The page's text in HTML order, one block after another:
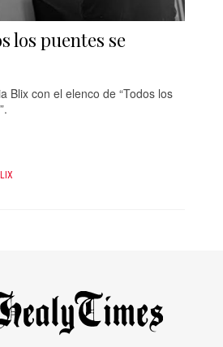
los puentes se
Blix con el elenco de “Todos los